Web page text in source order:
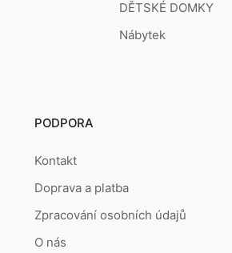
DĚTSKÉ DOMKY
Nábytek
PODPORA
Kontakt
Doprava a platba
Zpracování osobních údajů
O nás